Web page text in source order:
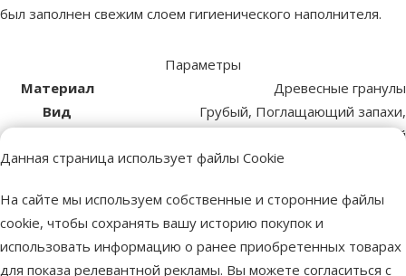
Данная страница использует файлы Cookie
На сайте мы используем собственные и сторонние файлы
cookie, чтобы сохранять вашу историю покупок и
использовать информацию о ранее приобретенных товарах
для показа релевантной рекламы. Вы можете согласиться с
был заполнен свежим слоем гигиенического наполнителя.
Параметры
Материал
Древесные гранулы
Вид
Грубый, Поглащающий запахи,
Цементирующий
Аромат
Номер в
каталоге
EAN
4002973000885